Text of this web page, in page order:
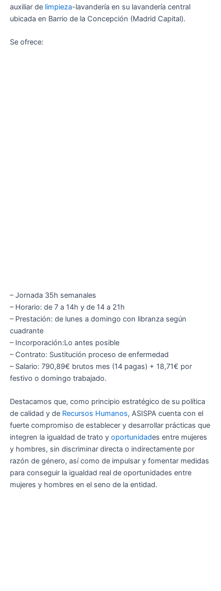
auxiliar de limpieza-lavandería en su lavandería central
ubicada en Barrio de la Concepción (Madrid Capital).
Se ofrece:
– Jornada 35h semanales
– Horario: de 7 a 14h y de 14 a 21h
– Prestación: de lunes a domingo con libranza según
cuadrante
– Incorporación:Lo antes posible
– Contrato: Sustitución proceso de enfermedad
– Salario: 790,89€ brutos mes (14 pagas) + 18,71€ por
festivo o domingo trabajado.
Destacamos que, como principio estratégico de su política
de calidad y de Recursos Humanos, ASISPA cuenta con el
fuerte compromiso de establecer y desarrollar prácticas que
integren la igualdad de trato y oportunidades entre mujeres
y hombres, sin discriminar directa o indirectamente por
razón de género, así como de impulsar y fomentar medidas
para conseguir la igualdad real de oportunidades entre
mujeres y hombres en el seno de la entidad.